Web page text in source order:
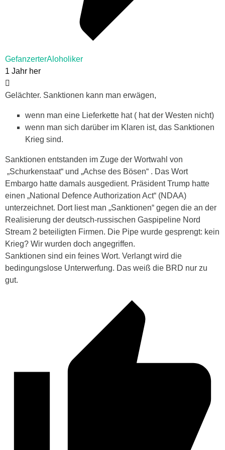
GefanzerterAloholiker
1 Jahr her
Gelächter. Sanktionen kann man erwägen,
wenn man eine Lieferkette hat ( hat der Westen nicht)
wenn man sich darüber im Klaren ist, das Sanktionen
Krieg sind.
Sanktionen entstanden im Zuge der Wortwahl von
„Schurkenstaat“ und „Achse des Bösen“ . Das Wort
Embargo hatte damals ausgedient. Präsident Trump hatte
einen „National Defence Authorization Act“ (NDAA)
unterzeichnet. Dort liest man „Sanktionen“ gegen die an der
Realisierung der deutsch-russischen Gaspipeline Nord
Stream 2 beteiligten Firmen. Die Pipe wurde gesprengt: kein
Krieg? Wir wurden doch angegriffen.
Sanktionen sind ein feines Wort. Verlangt wird die
bedingungslose Unterwerfung. Das weiß die BRD nur zu
gut.